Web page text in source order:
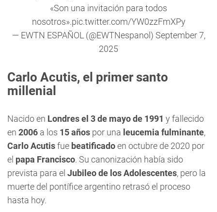
«Son una invitación para todos
nosotros».pic.twitter.com/YW0zzFmXPy
— EWTN ESPAÑOL (@EWTNespanol) September 7,
2025
Carlo Acutis, el primer santo
millenial
Nacido en Londres el 3 de mayo de 1991 y fallecido
en 2006 a los 15 años por una leucemia fulminante,
Carlo Acutisfue beatificadoen octubre de 2020 por
el papa Francisco. Su canonización había sido
prevista para el Jubileo de los Adolescentes, pero la
muerte del pontífice argentino retrasó el proceso
hasta hoy.